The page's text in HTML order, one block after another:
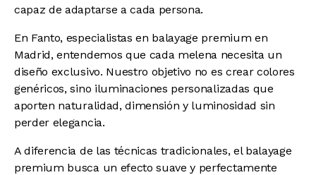
capaz de adaptarse a cada persona.
En Fanto, especialistas en balayage premium en
Madrid, entendemos que cada melena necesita un
diseño exclusivo. Nuestro objetivo no es crear colores
genéricos, sino iluminaciones personalizadas que
aporten naturalidad, dimensión y luminosidad sin
perder elegancia.
A diferencia de las técnicas tradicionales, el balayage
premium busca un efecto suave y perfectamente